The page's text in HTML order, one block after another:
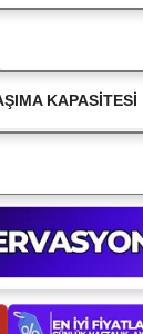
KAPASITESI